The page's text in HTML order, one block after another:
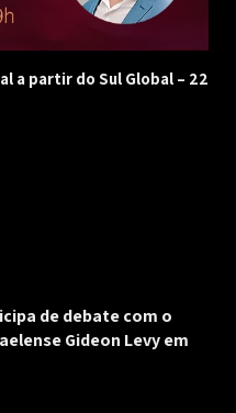
a partir do Sul Global – 22
de debate com o
Gideon Levy em